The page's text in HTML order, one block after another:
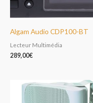
Algam Audio CDP100-BT
Lecteur Multimédia
289,00€